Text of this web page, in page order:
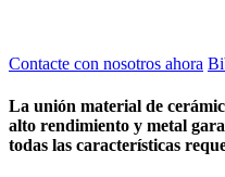
Contacte con nosotros ahora
La unión material de
alto rendimiento y metal
todas las características